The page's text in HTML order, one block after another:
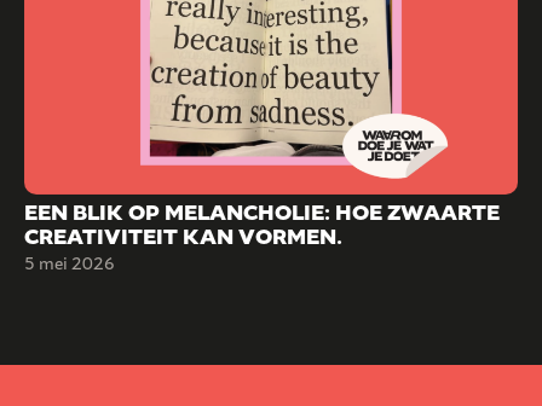
EEN BLIK OP MELANCHOLIE: HOE ZWAARTE
CREATIVITEIT KAN VORMEN.
5 mei 2026